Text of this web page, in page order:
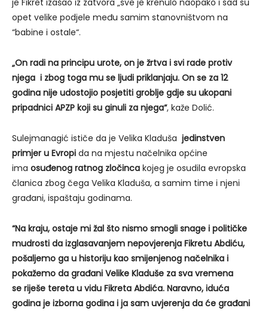
opet velike podjele među samim stanovništvom na
“babine i ostale“.
„On radi na principu urote, on je žrtva i svi rade protiv
njega i zbog toga mu se ljudi priklanjaju. On se za 12
godina nije udostojio posjetiti groblje gdje su ukopani
pripadnici APZP koji su ginuli za njega“, kaže Dolić.
Sulejmanagić ističe da je Velika Kladuša jedinstven
primjer u Evropi da na mjestu načelnika općine
ima osuđenog ratnog zločinca kojeg je osudila evropska
članica zbog čega Velika Kladuša, a samim time i njeni
građani, ispaštaju godinama.
“Na kraju, ostaje mi žal što nismo smogli snage i političke
mudrosti da izglasavanjem nepovjerenja Fikretu Abdiću,
pošaljemo ga u historiju kao smijenjenog načelnika i
pokažemo da građani Velike Kladuše za sva vremena
se riješe tereta u vidu Fikreta Abdića. Naravno, iduća
godina je izborna godina i ja sam uvjerenja da će građani